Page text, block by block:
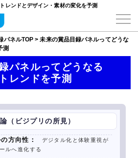
レンドとデザイン・素材の変化を予測
パネルTOP >未来の賞品目録パネルってどうな
測
パネルってどうなる
レンドを予測
（ビジプリの所見）
方向性：
デジタル化と体験重視が
ルへ進化する